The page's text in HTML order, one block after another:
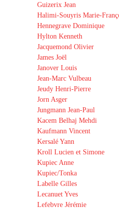
Guizerix Jean
Halimi-Souyris Marie-
Hennegrave Dominique
Hylton Kenneth
Jacquemond Olivier
James Joël
Janover Louis
Jean-Marc Vulbeau
Jeudy Henri-Pierre
Jorn Asger
Jungmann Jean-Paul
Kacem Belhaj Mehdi
Kaufmann Vincent
Kersalé Yann
Kroll Lucien et Simone
Kupiec Anne
Kupiec/Tonka
Labelle Gilles
Lecanuet Yves
Lefebvre Jérémie